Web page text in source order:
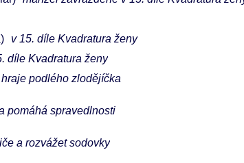
v 15. díle Kvadratura ženy
díle Kvadratura ženy
podlého zlodějíčka
pomáhá spravedlnosti
a rozvážet sodovky